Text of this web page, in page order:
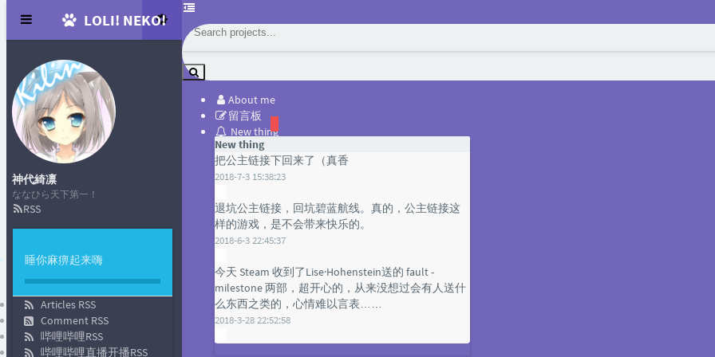
LOLI! NEKO!
About me
留言板
New thing
New thing
把公主链接下回来了（真香
2018-7-3 15:38:23
退坑公主链接，回坑碧蓝航线。真的，公主链接这
样的游戏，是不会带来快乐的。
2018-6-3 22:45:37
今天 Steam 收到了Lise·Hohenstein送的 fault -
milestone 两部，超开心的，从来没想过会有人送什
么东西之类的，心情难以言表……
2018-3-28 22:52:58
神代綺凛
ななひら天下第一！
RSS
睡你麻痹起来嗨
Articles RSS
Comment RSS
哔哩哔哩RSS
哔哩哔哩直播开播RSS
Home